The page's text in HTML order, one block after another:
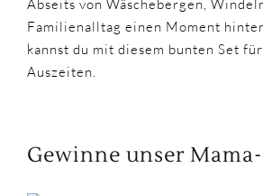
Abseits von Wäschebergen,
Familienalltag einen Moment hinter
kannst du mit diesem bunten Set
Auszeiten.
Gewinne unser